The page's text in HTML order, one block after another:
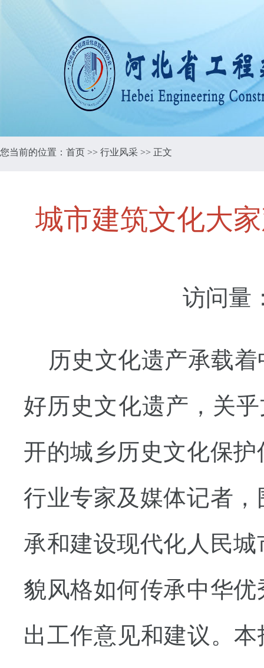
您当前的位置： 首页 >> 行业风采 >> 正文
城市建筑文化大
访问量
历史文化遗产承载着
好历史文化遗产，关
开的城乡历史文化保
行业专家及媒体记者
承和建设现代化人民
貌风格如何传承中华
出工作意见和建议。